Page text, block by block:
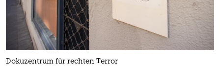
Dokuzentrum für rechten Terror